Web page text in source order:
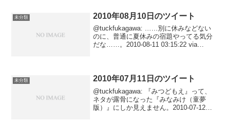
未分類 2010年08月10日のツイート
@tuckfukagawa: ……別に休みなどない
のに、普通に夏休みの宿題やってる気分
だな……。2010-08-11 03:15:22 via
未分類 2010年07月11日のツイート
@tuckfukagawa: 『みつどもえ』って、
ネタが露骨になった『みなみけ（童夢
版）』にしか見えません。2010-07-12